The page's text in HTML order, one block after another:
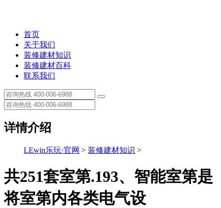
首页
关于我们
装修建材知识
装修建材百科
联系我们
详情介绍
LEwin乐玩·官网 > 装修建材知识 >
共251套室第.193、智能室第是
将室第内各类电气设